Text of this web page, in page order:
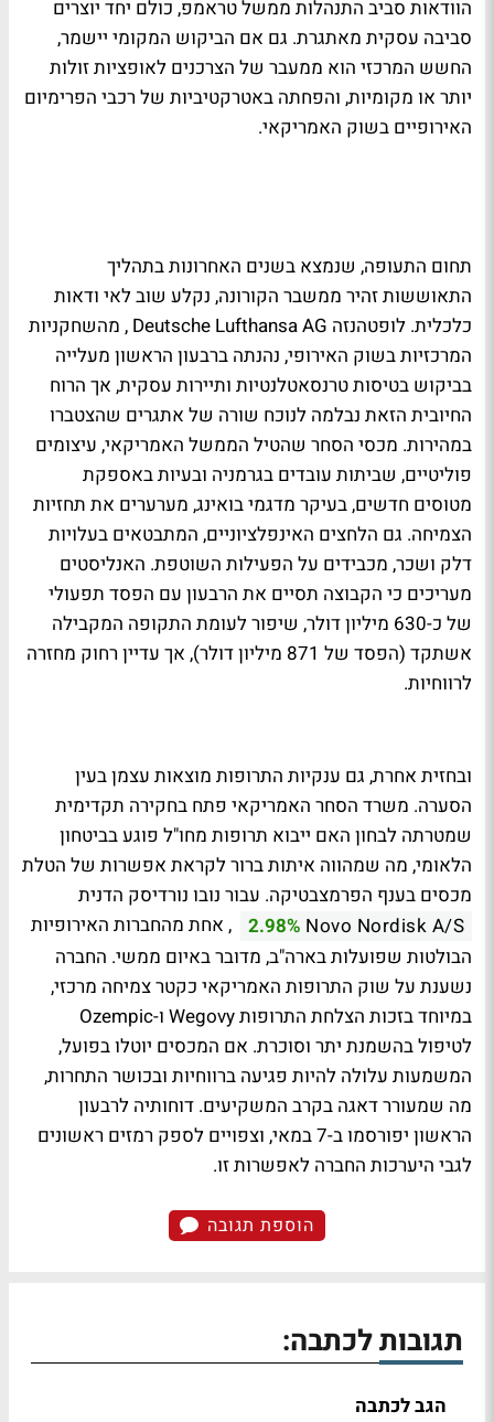
הוודאות סביב התנהלות ממשל טראמפ, כולם יחד יוצרים
סביבה עסקית מאתגרת. גם אם הביקוש המקומי יישמר,
החשש המרכזי הוא ממעבר של הצרכנים לאופציות זולות
יותר או מקומיות, והפחתה באטרקטיביות של רכבי הפרימיום
האירופיים בשוק האמריקאי.
תחום התעופה, שנמצא בשנים האחרונות בתהליך
התאוששות זהיר ממשבר הקורונה, נקלע שוב לאי ודאות
כלכלית. לופטהנזה Deutsche Lufthansa AG , מהשחקניות
המרכזיות בשוק האירופי, נהנתה ברבעון הראשון מעלייה
בביקוש בטיסות טרנסאטלנטיות ותיירות עסקית, אך הרוח
החיובית הזאת נבלמה לנוכח שורה של אתגרים שהצטברו
במהירות. מכסי הסחר שהטיל הממשל האמריקאי, עיצומים
פוליטיים, שביתות עובדים בגרמניה ובעיות באספקת
מטוסים חדשים, בעיקר מדגמי בואינג, מערערים את תחזיות
הצמיחה. גם הלחצים האינפלציוניים, המתבטאים בעלויות
דלק ושכר, מכבידים על הפעילות השוטפת. האנליסטים
מעריכים כי הקבוצה תסיים את הרבעון עם הפסד תפעולי
של כ-630 מיליון דולר, שיפור לעומת התקופה המקבילה
אשתקד (הפסד של 871 מיליון דולר), אך עדיין רחוק מחזרה
לרווחיות.
ובחזית אחרת, גם ענקיות התרופות מוצאות עצמן בעין
הסערה. משרד הסחר האמריקאי פתח בחקירה תקדימית
שמטרתה לבחון האם ייבוא תרופות מחו"ל פוגע בביטחון
הלאומי, מה שמהווה איתות ברור לקראת אפשרות של הטלת
מכסים בענף הפרמצבטיקה. עבור נובו נורדיסק הדנית
Novo Nordisk A/S
2.98% , אחת מהחברות האירופיות
הבולטות שפועלות בארה"ב, מדובר באיום ממשי. החברה
נשענת על שוק התרופות האמריקאי כקטר צמיחה מרכזי,
במיוחד בזכות הצלחת התרופות Wegovy ו-Ozempic
לטיפול בהשמנת יתר וסוכרת. אם המכסים יוטלו בפועל,
המשמעות עלולה להיות פגיעה ברווחיות ובכושר התחרות,
מה שמעורר דאגה בקרב המשקיעים. דוחותיה לרבעון
הראשון יפורסמו ב-7 במאי, וצפויים לספק רמזים ראשונים
לגבי היערכות החברה לאפשרות זו.
הוספת תגובה
תגובות לכתבה:
הגב לכתבה